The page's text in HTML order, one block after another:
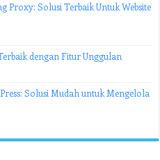
Proxy: Solusi Terbaik Untuk Website
dengan Fitur Unggulan
Solusi Mudah untuk Mengelola